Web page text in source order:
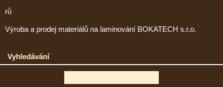
rů
Výroba a prodej materiálů na laminování BOKATECH s.r.o.
Vyhledávání